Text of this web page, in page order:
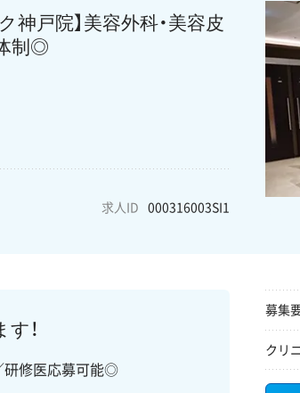
戸院】美容外科・美容皮
制◎
求人ID 000316003SI1
！
研修医応募可能◎
募集
クリ